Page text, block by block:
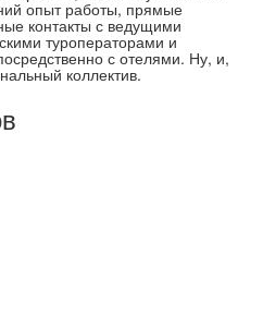
опыт работы, прямые
контакты с ведущими
туроператорами и
с отелями. Ну, и,
коллектив.